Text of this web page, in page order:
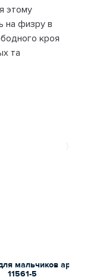
этому
на физру в
кроя
та
мальчиков арт
11561-5